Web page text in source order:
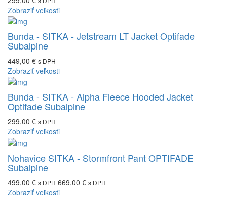
Zobraziť veľkosti
Bunda - SITKA - Jetstream LT Jacket Optifade
Subalpine
449,00 € s DPH
Zobraziť veľkosti
Bunda - SITKA - Alpha Fleece Hooded Jacket
Optifade Subalpine
299,00 € s DPH
Zobraziť veľkosti
Nohavice SITKA - Stormfront Pant OPTIFADE
Subalpine
499,00 € s DPH 669,00 € s DPH
Zobraziť veľkosti